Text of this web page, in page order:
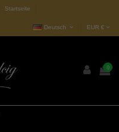
Startseite
Deutsch
EUR €
0